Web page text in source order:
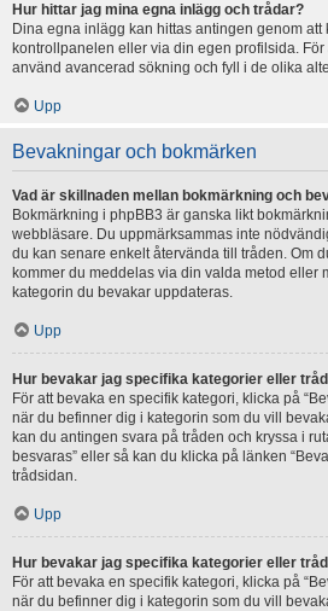
Hur hittar jag mina egna inlägg och trådar?
Dina egna inlägg kan hittas antingen genom att
kontrollpanelen eller via din egen profilsida. För
använd avancerad sökning och fyll i de olika
Upp
Bevakningar och bokmärken
Vad är skillnaden mellan bokmärkning och
Bokmärkning i phpBB3 är ganska likt
webbläsare. Du uppmärksammas inte
du kan senare enkelt återvända till tråden. Om
kommer du meddelas via din valda metod eller
kategorin du bevakar uppdateras.
Upp
Hur bevakar jag specifika kategorier eller
För att bevaka en specifik kategori, klicka på
när du befinner dig i kategorin som du vill
kan du antingen svara på tråden och kryssa i
besvaras” eller så kan du klicka på länken
trådsidan.
Upp
Hur bevakar jag specifika kategorier eller
För att bevaka en specifik kategori, klicka på
när du befinner dig i kategorin som du vill